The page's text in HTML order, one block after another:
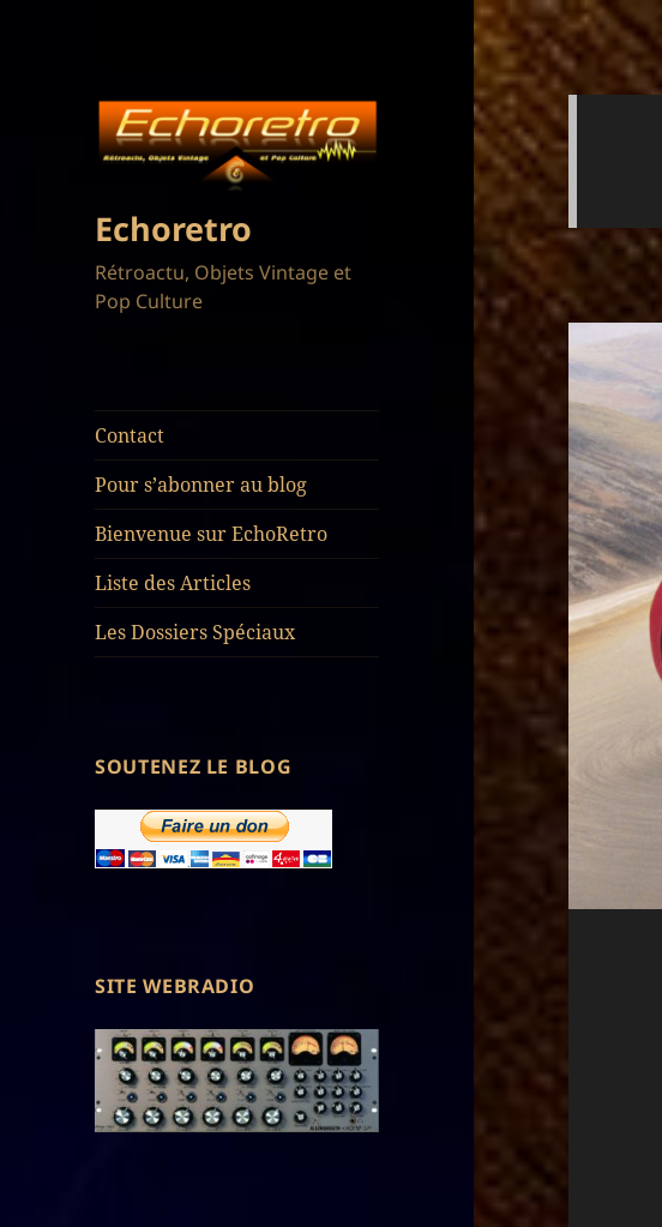
Echoretro
Rétroactu, Objets Vintage et
Pop Culture
Contact
Pour s’abonner au blog
Bienvenue sur EchoRetro
Liste des Articles
Les Dossiers Spéciaux
SOUTENEZ LE BLOG
SITE WEBRADIO